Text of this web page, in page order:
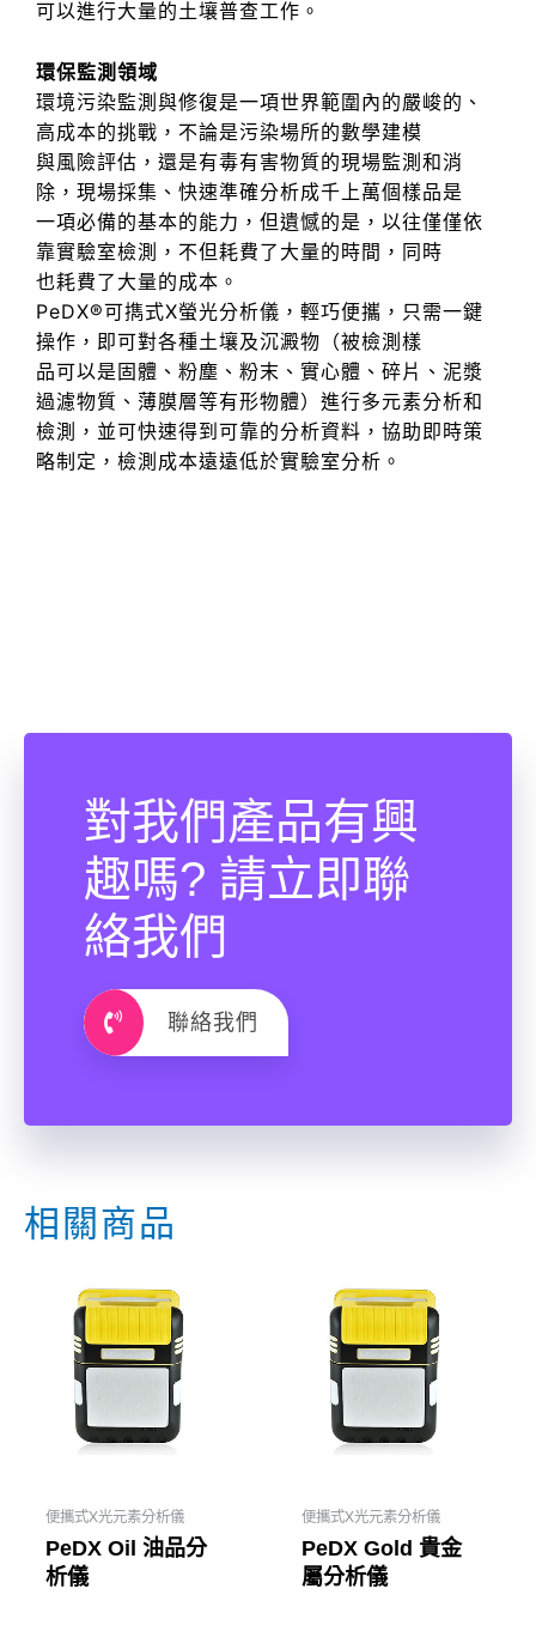
可以進行大量的土壤普查工作。
環保監測領域
環境污染監測與修復是一項世界範圍內的嚴峻的、
高成本的挑戰，不論是污染場所的數學建模
與風險評估，還是有毒有害物質的現場監測和消
除，現場採集、快速準確分析成千上萬個樣品是
一項必備的基本的能力，但遺憾的是，以往僅僅依
靠實驗室檢測，不但耗費了大量的時間，同時
也耗費了大量的成本。
PeDX®可擕式X螢光分析儀，輕巧便攜，只需一鍵
操作，即可對各種土壤及沉澱物（被檢測樣
品可以是固體、粉塵、粉末、實心體、碎片、泥漿
過濾物質、薄膜層等有形物體）進行多元素分析和
檢測，並可快速得到可靠的分析資料，協助即時策
略制定，檢測成本遠遠低於實驗室分析。
對我們產品有興
趣嗎? 請立即聯
絡我們
聯絡我們
相關商品
便攜式X光元素分析儀
PeDX Oil 油品分
析儀
便攜式X光元素分析儀
PeDX Gold 貴金
屬分析儀